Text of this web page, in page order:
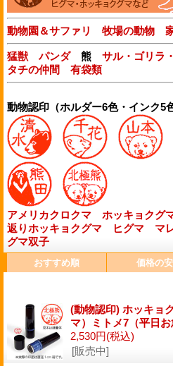
動物園＆サファリ 牧場の動物
猛獣 パンダ 熊 サル・ゴリラ
タチの仲間
有袋類
動物認印（ホルダー6色・インク5色
アメリカクロクマ ホッキョクグ
返りホッキョクグマ
ヒグマ マ
グマ双子
おすすめ順 価格の
(動物認印) ホッキョ
マ）ミトメ7（平日お
2,530円(税込)
[販売中]